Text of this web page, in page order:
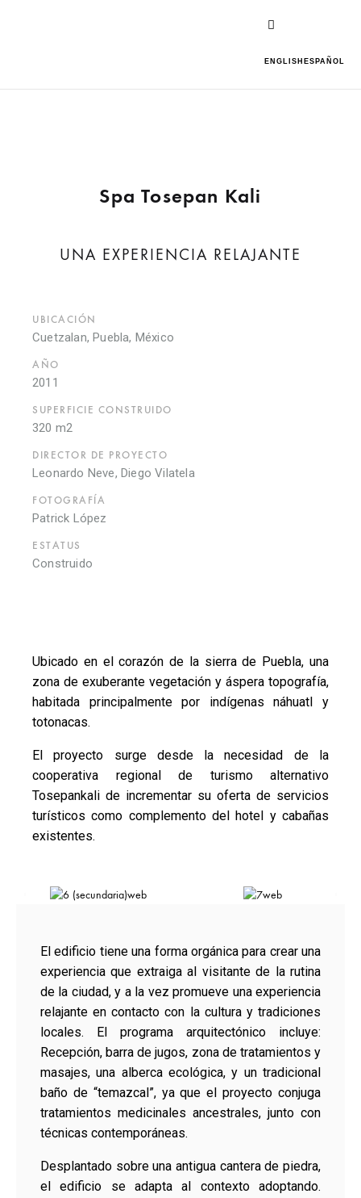
ENGLISH ESPAÑOL
Spa Tosepan Kali
UNA EXPERIENCIA RELAJANTE
UBICACIÓN
Cuetzalan, Puebla, México
AÑO
2011
SUPERFICIE CONSTRUIDO
320 m2
DIRECTOR DE PROYECTO
Leonardo Neve, Diego Vilatela
FOTOGRAFÍA
Patrick López
ESTATUS
Construido
Ubicado en el corazón de la sierra de Puebla, una
zona de exuberante vegetación y áspera topografía,
habitada principalmente por indígenas náhuatl y
totonacas.
El proyecto surge desde la necesidad de la
cooperativa regional de turismo alternativo
Tosepankali de incrementar su oferta de servicios
turísticos como complemento del hotel y cabañas
existentes.
El edificio tiene una forma orgánica para crear una
experiencia que extraiga al visitante de la rutina
de la ciudad, y a la vez promueve una experiencia
relajante en contacto con la cultura y tradiciones
locales. El programa arquitectónico incluye:
Recepción, barra de jugos, zona de tratamientos y
masajes, una alberca ecológica, y un tradicional
baño de “temazcal”, ya que el proyecto conjuga
tratamientos medicinales ancestrales, junto con
técnicas contemporáneas.
Desplantado sobre una antigua cantera de piedra,
el edificio se adapta al contexto adoptando.